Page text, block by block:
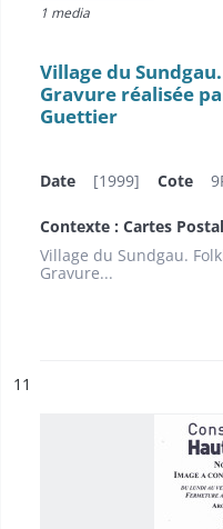
1 media
Village du
Gravure réalisée
Guettier
Date [1999] Cote
Contexte : Cartes
Village du Sundgau.
Gravure...
n°
11